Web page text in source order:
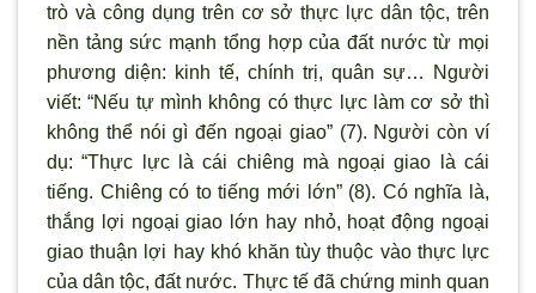
trò và công dụng trên cơ sở thực lực dân tộc, trên
nền tảng sức mạnh tổng hợp của đất nước từ mọi
phương diện: kinh tế, chính trị, quân sự… Người
viết: “Nếu tự mình không có thực lực làm cơ sở thì
không thể nói gì đến ngoại giao” (7). Người còn ví
dụ: “Thực lực là cái chiêng mà ngoại giao là cái
tiếng. Chiêng có to tiếng mới lớn” (8). Có nghĩa là,
thắng lợi ngoại giao lớn hay nhỏ, hoạt động ngoại
giao thuận lợi hay khó khăn tùy thuộc vào thực lực
của dân tộc, đất nước. Thực tế đã chứng minh quan